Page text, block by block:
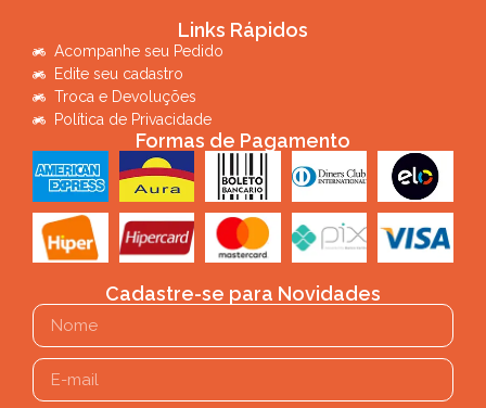
Links Rápidos
Acompanhe seu Pedido
Edite seu cadastro
Troca e Devoluções
Política de Privacidade
Formas de Pagamento
Cadastre-se para Novidades